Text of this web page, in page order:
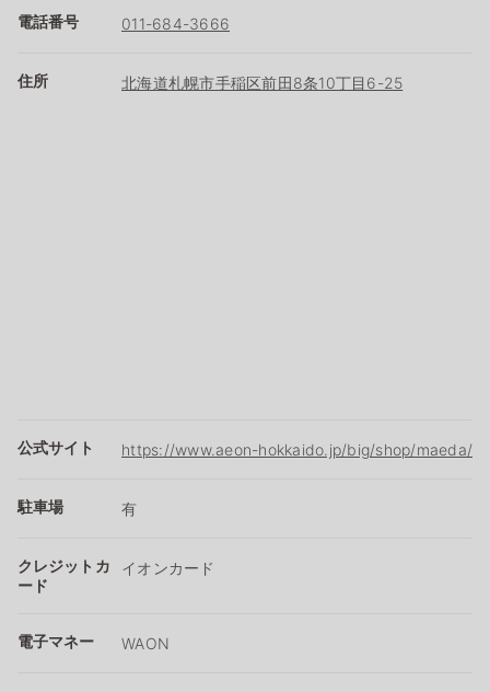
電話番号 011-684-3666
住所 北海道札幌市手稲区前田8条10丁目6-25
公式サイト https://www.aeon-hokkaido.jp/big/shop/maeda/
駐車場 有
クレジットカ
ード
イオンカード
電子マネー WAON